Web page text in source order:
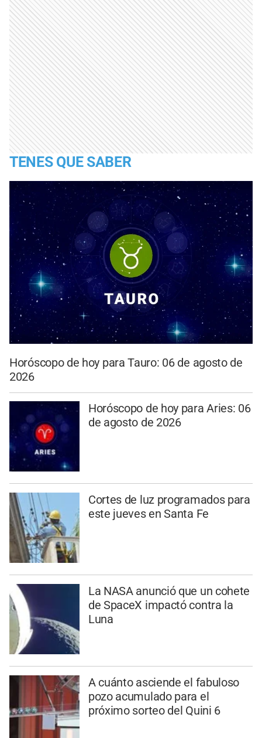
TENES QUE SABER
Horóscopo de hoy para Tauro: 06 de agosto de
2026
Horóscopo de hoy para Aries: 06
de agosto de 2026
Cortes de luz programados para
este jueves en Santa Fe
La NASA anunció que un cohete
de SpaceX impactó contra la
Luna
A cuánto asciende el fabuloso
pozo acumulado para el
próximo sorteo del Quini 6